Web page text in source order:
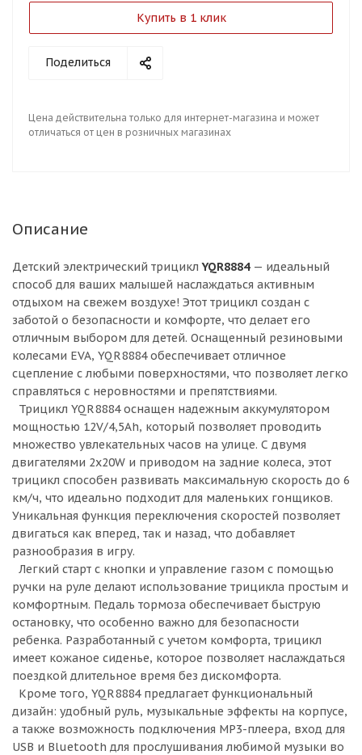
Купить в 1 клик
Поделиться
Цена действительна только для интернет-магазина и может
отличаться от цен в розничных магазинах
Описание
Детский электрический трициклYQR8884 — идеальный
способ для ваших малышей наслаждаться активным
отдыхом на свежем воздухе! Этот трицикл создан с
заботой о безопасности и комфорте, что делает его
отличным выбором для детей. Оснащенный резиновыми
колесами EVA, YQR8884 обеспечивает отличное
сцепление с любыми поверхностями, что позволяет легко
справляться с неровностями и препятствиями.
Трицикл YQR8884 оснащен надежным аккумулятором
мощностью 12V/4,5Ah, который позволяет проводить
множество увлекательных часов на улице. С двумя
двигателями 2x20W и приводом на задние колеса, этот
трицикл способен развивать максимальную скорость до 6
км/ч, что идеально подходит для маленьких гонщиков.
Уникальная функция переключения скоростей позволяет
двигаться как вперед, так и назад, что добавляет
разнообразия в игру.
Легкий старт с кнопки и управление газом с помощью
ручки на руле делают использование трицикла простым и
комфортным. Педаль тормоза обеспечивает быструю
остановку, что особенно важно для безопасности
ребенка. Разработанный с учетом комфорта, трицикл
имеет кожаное сиденье, которое позволяет наслаждаться
поездкой длительное время без дискомфорта.
Кроме того, YQR8884 предлагает функциональный
дизайн: удобный руль, музыкальные эффекты на корпусе,
а также возможность подключения MP3-плеера, вход для
USB и Bluetooth для прослушивания любимой музыки во